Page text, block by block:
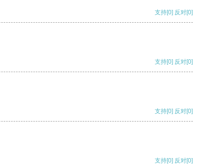
支持[0] 反对[0]
支持[0] 反对[0]
支持[0] 反对[0]
支持[0] 反对[0]